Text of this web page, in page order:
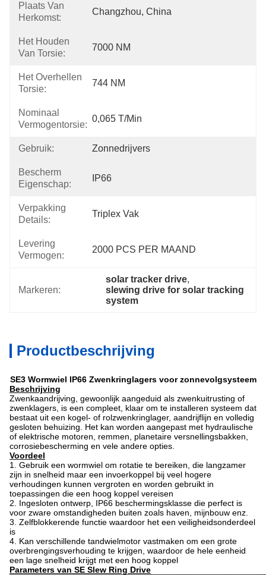
Plaats Van
Herkomst:
Changzhou, China
Het Houden
Van Torsie:
7000 NM
Het Overhellen
Torsie:
744 NM
Nominaal
Vermogentorsie:
0,065 T/min
Gebruik: Zonnedrijvers
Bescherm
Eigenschap:
IP66
Verpakking
Details:
Triplex Vak
Levering
Vermogen:
2000 PCS PER MAAND
Markeren:
solar tracker drive,
slewing drive for solar tracking
system
Productbeschrijving
SE3 Wormwiel IP66 Zwenkringlagers voor zonnevolgsysteem
Beschrijving
Zwenkaandrijving, gewoonlijk aangeduid als zwenkuitrusting of
zwenklagers, is een compleet, klaar om te installeren systeem dat
bestaat uit een kogel- of rolzwenkringlager, aandrijflijn en volledig
gesloten behuizing.
Het kan worden aangepast met hydraulische
of elektrische motoren, remmen, planetaire versnellingsbakken,
corrosiebescherming en vele andere opties.
Voordeel
1. Gebruik een wormwiel om rotatie te bereiken, die langzamer
zijn in snelheid maar een invoerkoppel bij veel hogere
verhoudingen kunnen vergroten en worden gebruikt in
toepassingen die een hoog koppel vereisen
2. Ingesloten ontwerp, IP66 beschermingsklasse die perfect is
voor zware omstandigheden buiten zoals haven, mijnbouw enz.
3. Zelfblokkerende functie waardoor het een veiligheidsonderdeel
is
4. Kan verschillende tandwielmotor vastmaken om een ​​grote
overbrengingsverhouding te krijgen, waardoor de hele eenheid
een lage snelheid krijgt met een hoog koppel
Parameters van SE Slew Ring Drive